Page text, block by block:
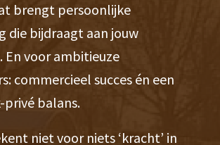
brengt persoonlijke
die bijdraagt aan jouw
En voor ambitieuze
commercieel succes én een
balans.
niet voor niets ‘kracht’ in